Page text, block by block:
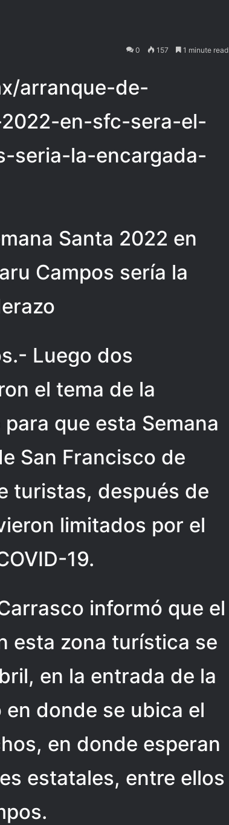
0 157 1 minute read
arranque-de-
en-sfc-sera-el-
seria-la-encargada-
Santa 2022 en
Campos sería la
Luego dos
el tema de la
que esta Semana
San Francisco de
turistas, después de
limitados por el
19.
informó que el
esta zona turística se
en la entrada de la
donde se ubica el
en donde esperan
estatales, entre ellos